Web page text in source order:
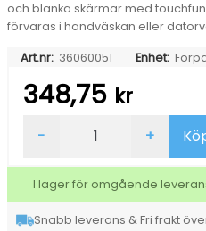
och blanka skärmar med
förvaras i handväskan eller
Art.nr: 36060051 Enhet:
348,75 kr
Kiilto
Touchscreen
Wipes
Singelpack
mängd
- +
I lager för omgående
Snabb leverans & Fri frakt